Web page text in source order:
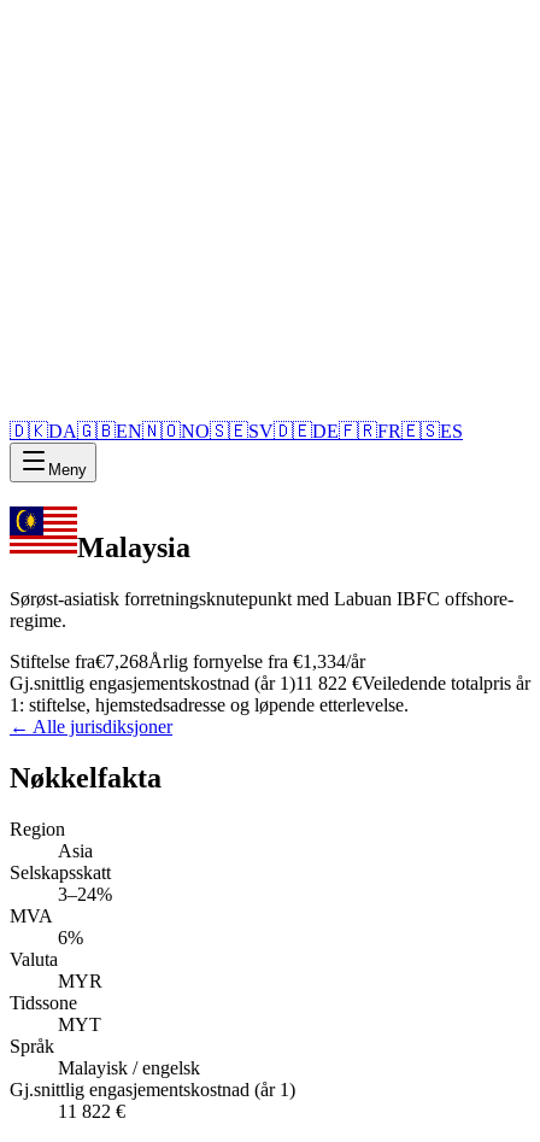
🇩🇰DA🇬🇧EN🇳🇴NO🇸🇪SV🇩🇪DE🇫🇷FR🇪🇸ES
Meny
Malaysia
Sørøst-asiatisk forretningsknutepunkt med Labuan IBFC offshore-
regime.
Stiftelse fra€7,268Årlig fornyelse fra €1,334/år
Gj.snittlig engasjementskostnad (år 1)11 822 €Veiledende totalpris år
1: stiftelse, hjemstedsadresse og løpende etterlevelse.
← Alle jurisdiksjoner
Nøkkelfakta
Region
Asia
Selskapsskatt
3–24%
MVA
6%
Valuta
MYR
Tidssone
MYT
Språk
Malayisk / engelsk
Gj.snittlig engasjementskostnad (år 1)
11 822 €